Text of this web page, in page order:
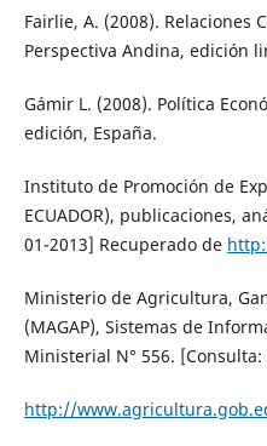
Fairlie, A. (2008). Relaciones
Perspectiva Andina, edición
Gámir L. (2008). Política
edición, España.
Instituto de Promoción de
ECUADOR), publicaciones,
01-2013] Recuperado de
Ministerio de Agricultura,
(MAGAP), Sistemas de
Ministerial N° 556.
http://